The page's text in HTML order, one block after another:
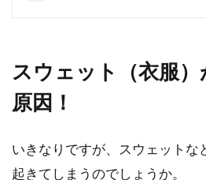
メージの付
ートは子...
スウェット（衣服
原因！
いきなりですが、スウェットな
起きてしまうのでしょうか。